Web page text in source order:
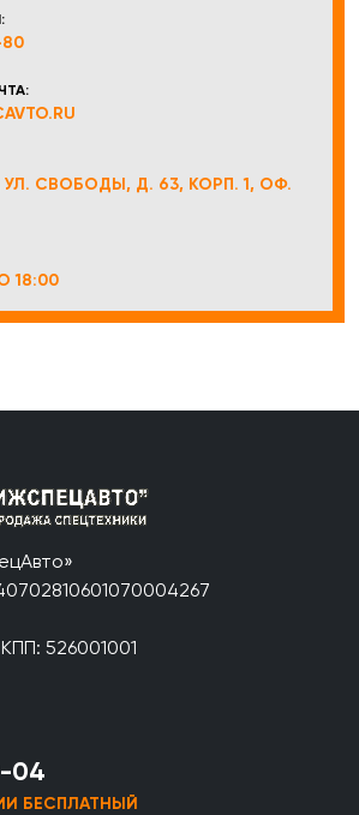
80
СВОБОДЫ, Д. 63, КОРП. 1, ОФ.
18:00
526001001
04
БЕСПЛАТНЫЙ